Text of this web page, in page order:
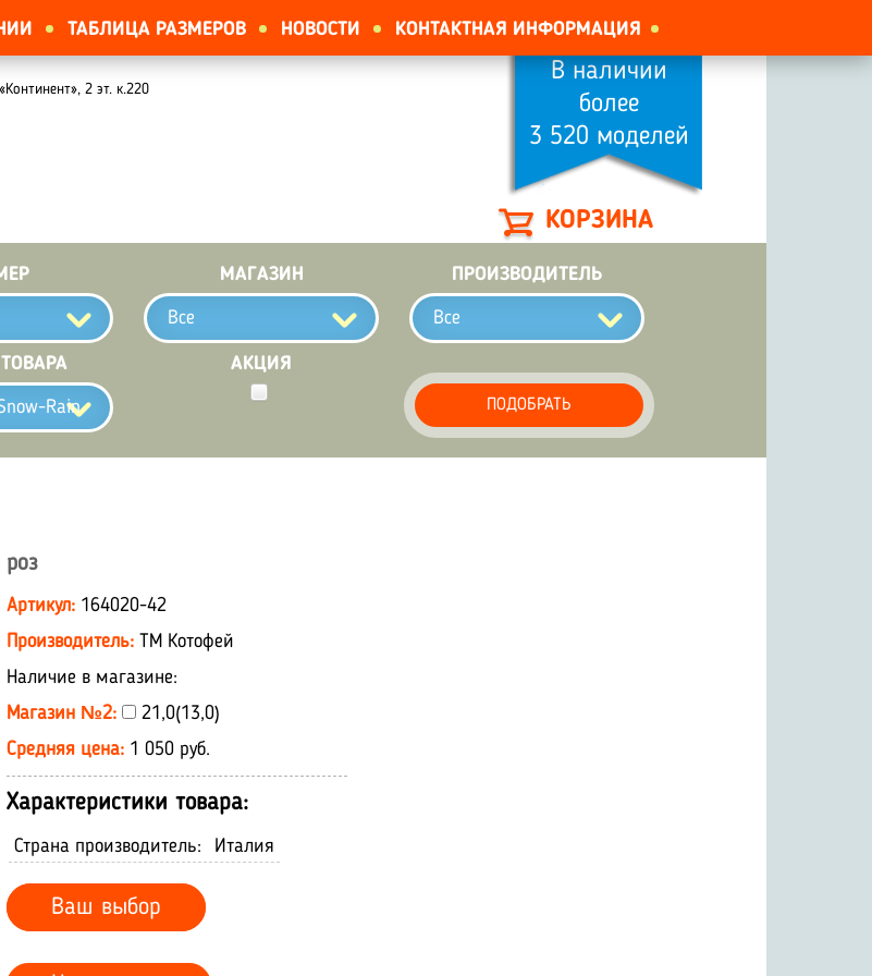
ТАБЛИЦА РАЗМЕРОВ НОВОСТИ КОНТАКТНАЯ ИНФОРМАЦИЯ
КОРЗИНА
В наличии
более
3 520 моделей
2 эт. к.220
МАГАЗИН
Все
ПРОИЗВОДИТЕЛЬ
Все
Rain
АКЦИЯ
ПОДОБРАТЬ
Артикул: 164020-42
Производитель: ТМ Котофей
Наличие в магазине:
Магазин №2:
21,0(13,0)
Средняя цена: 1 050 руб.
Характеристики товара:
Страна производитель: Италия
Ваш выбор